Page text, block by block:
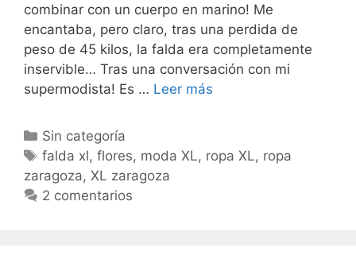
combinar con un cuerpo en marino! Me
encantaba, pero claro, tras una perdida de
peso de 45 kilos, la falda era completamente
inservible… Tras una conversación con mi
supermodista! Es … Leer más
Categorías
Sin categoría
Etiquetas
falda xl,flores, moda XL, ropa XL, ropa
zaragoza, XL zaragoza
2 comentarios